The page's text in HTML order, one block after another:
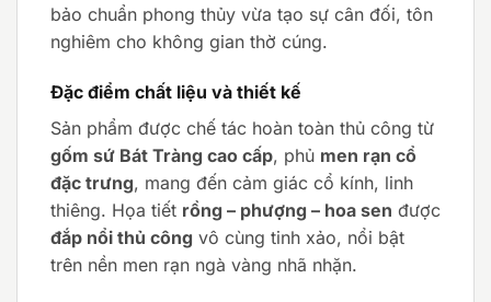
bảo chuẩn phong thủy vừa tạo sự cân đối, tôn
nghiêm cho không gian thờ cúng.
Đặc điểm chất liệu và thiết kế
Sản phẩm được chế tác hoàn toàn thủ công từ
gốm sứ Bát Tràng cao cấp, phủ men rạn cổ
đặc trưng, mang đến cảm giác cổ kính, linh
thiêng. Họa tiết rồng – phượng – hoa sen được
đắp nổi thủ công vô cùng tinh xảo, nổi bật
trên nền men rạn ngà vàng nhã nhặn.